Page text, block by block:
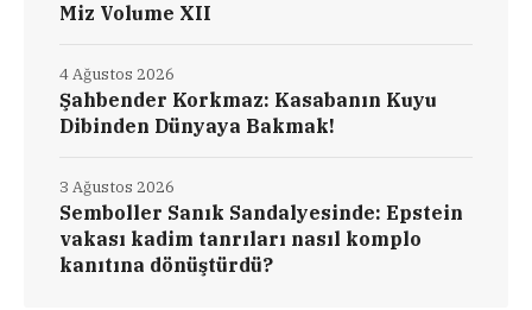
Miz Volume XII
Şahbender Korkmaz: Kasabanın Kuyu
Dibinden Dünyaya Bakmak!
4 Ağustos 2026
Semboller Sanık Sandalyesinde: Epstein
vakası kadim tanrıları nasıl komplo
kanıtına dönüştürdü?
3 Ağustos 2026